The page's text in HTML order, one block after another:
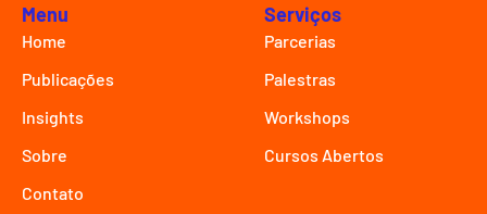
Menu
Home
Publicações
Insights
Sobre
Contato
Serviços
Parcerias
Palestras
Workshops
Cursos Abertos